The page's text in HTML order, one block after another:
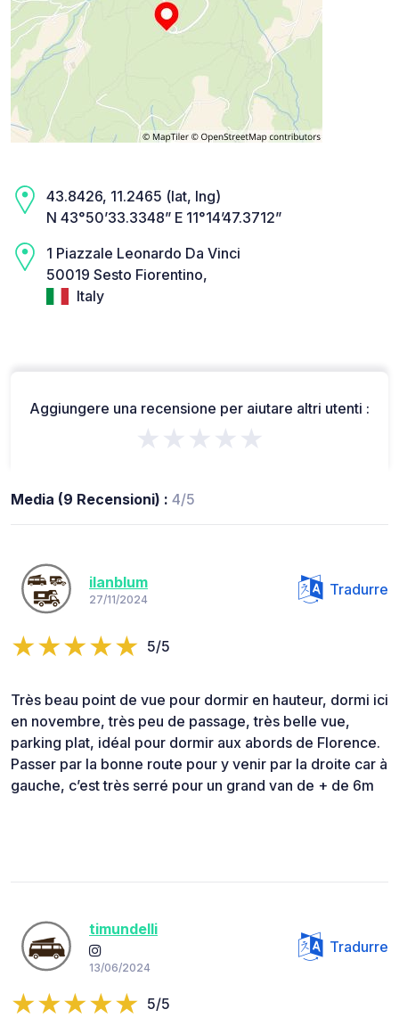
43.8426, 11.2465 (lat, lng)
N 43°50’33.3348” E 11°14’47.3712”
1 Piazzale Leonardo Da Vinci
50019 Sesto Fiorentino,
Italy
Aggiungere una recensione per aiutare altri utenti :
★★★★★
Media (9 Recensioni) : 4/5
ilanblum
27/11/2024
Tradurre
5/5
Très beau point de vue pour dormir en hauteur, dormi ici
en novembre, très peu de passage, très belle vue,
parking plat, idéal pour dormir aux abords de Florence.
Passer par la bonne route pour y venir par la droite car à
gauche, c’est très serré pour un grand van de + de 6m
timundelli
13/06/2024
Tradurre
5/5